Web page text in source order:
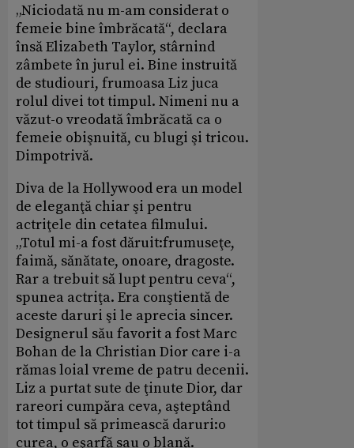
„Niciodată nu m-am considerat o
femeie bine îmbrăcată“, declara
însă Elizabeth Taylor, stârnind
zâmbete în jurul ei. Bine instruită
de studiouri, frumoasa Liz juca
rolul divei tot timpul. Nimeni nu a
văzut-o vreodată îmbrăcată ca o
femeie obişnuită, cu blugi şi tricou.
Dimpotrivă.
Diva de la Hollywood era un model
de eleganţă chiar şi pentru
actriţele din cetatea filmului.
„Totul mi-a fost dăruit:frumuseţe,
faimă, sănătate, onoare, dragoste.
Rar a trebuit să lupt pentru ceva“,
spunea actriţa. Era conştientă de
aceste daruri şi le aprecia sincer.
Designerul său favorit a fost Marc
Bohan de la Christian Dior care i-a
rămas loial vreme de patru decenii.
Liz a purtat sute de ţinute Dior, dar
rareori cumpăra ceva, aşteptând
tot timpul să primească daruri:o
curea, o eşarfă sau o blană.